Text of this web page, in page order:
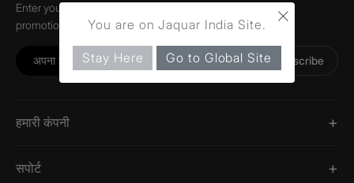
Enter your email to receive news,
promotions, and information about Jaquar.
Subscribe
हमारी कंपनी
सपोर्ट
×
You are on Jaquar India Site.
Stay Here Go to Global Site